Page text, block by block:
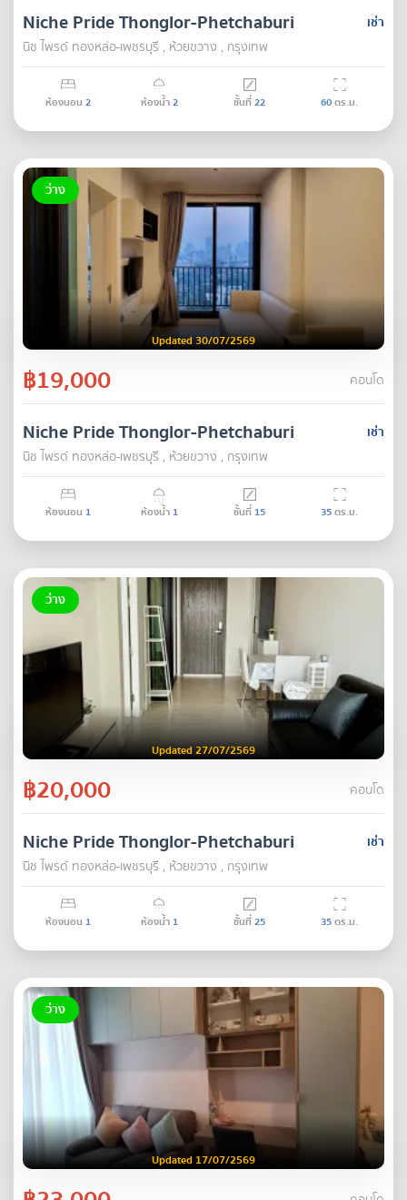
เช่า
Niche Pride Thonglor-Phetchaburi
นิช ไพรด์ ทองหล่อ-เพชรบุรี , ห้วยขวาง , กรุงเทพ
ห้องนอน 2 ห้องน้ำ2 ชั้นที่22 60ตร.ม.
ว่าง
Updated 30/07/2569
฿19,000 คอนโด
เช่า
Niche Pride Thonglor-Phetchaburi
นิช ไพรด์ ทองหล่อ-เพชรบุรี , ห้วยขวาง , กรุงเทพ
ห้องนอน 1 ห้องน้ำ 1 ชั้นที่ 15 35ตร.ม.
ว่าง
Updated 27/07/2569
฿20,000 คอนโด
เช่า
Niche Pride Thonglor-Phetchaburi
นิช ไพรด์ ทองหล่อ-เพชรบุรี , ห้วยขวาง , กรุงเทพ
ห้องนอน 1 ห้องน้ำ 1 ชั้นที่25 35ตร.ม.
ว่าง
Updated 17/07/2569